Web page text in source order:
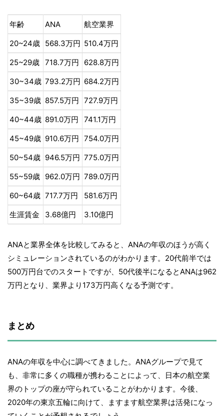
年齢 ANA
航空業界
20~24歳 568.3万円 510.4万円
25~29歳 718.7万円
628.8万円
30~34歳 793.2万円 684.2万円
35~39歳 857.5万円 727.9万円
40~44歳 891.0万円
741.1万円
45~49歳 910.6万円 754.0万円
50~54歳 946.5万円 775.0万円
55~59歳 962.0万円 789.0万円
60~64歳 717.7万円
581.6万円
生涯賃金
3.68億円 3.10億円
ANAと業界全体を比較してみると、ANAの年収のほうが高く
シミュレーションされているのがわかります。20代前半では
500万円台でのスタートですが、50代後半になるとANAは962
万円となり、業界より173万円高くなる予測です。
まとめ
ANAの年収を中心に調べてきました。ANAグループで見て
も、非常に多くの職種が携わることによって、日本の航空業
界のトップの座が守られていることがわかります。今後、
2020年の東京五輪に向けて、ますます航空業界は活発になっ